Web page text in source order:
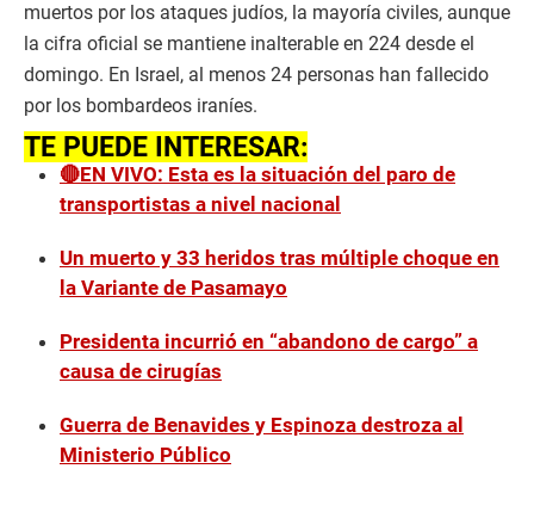
muertos por los ataques judíos, la mayoría civiles, aunque
la cifra oficial se mantiene inalterable en 224 desde el
domingo. En Israel, al menos 24 personas han fallecido
por los bombardeos iraníes.
TE PUEDE INTERESAR:
🔴EN VIVO: Esta es la situación del paro de
transportistas a nivel nacional
Un muerto y 33 heridos tras múltiple choque en
la Variante de Pasamayo
Presidenta incurrió en “abandono de cargo” a
causa de cirugías
Guerra de Benavides y Espinoza destroza al
Ministerio Público